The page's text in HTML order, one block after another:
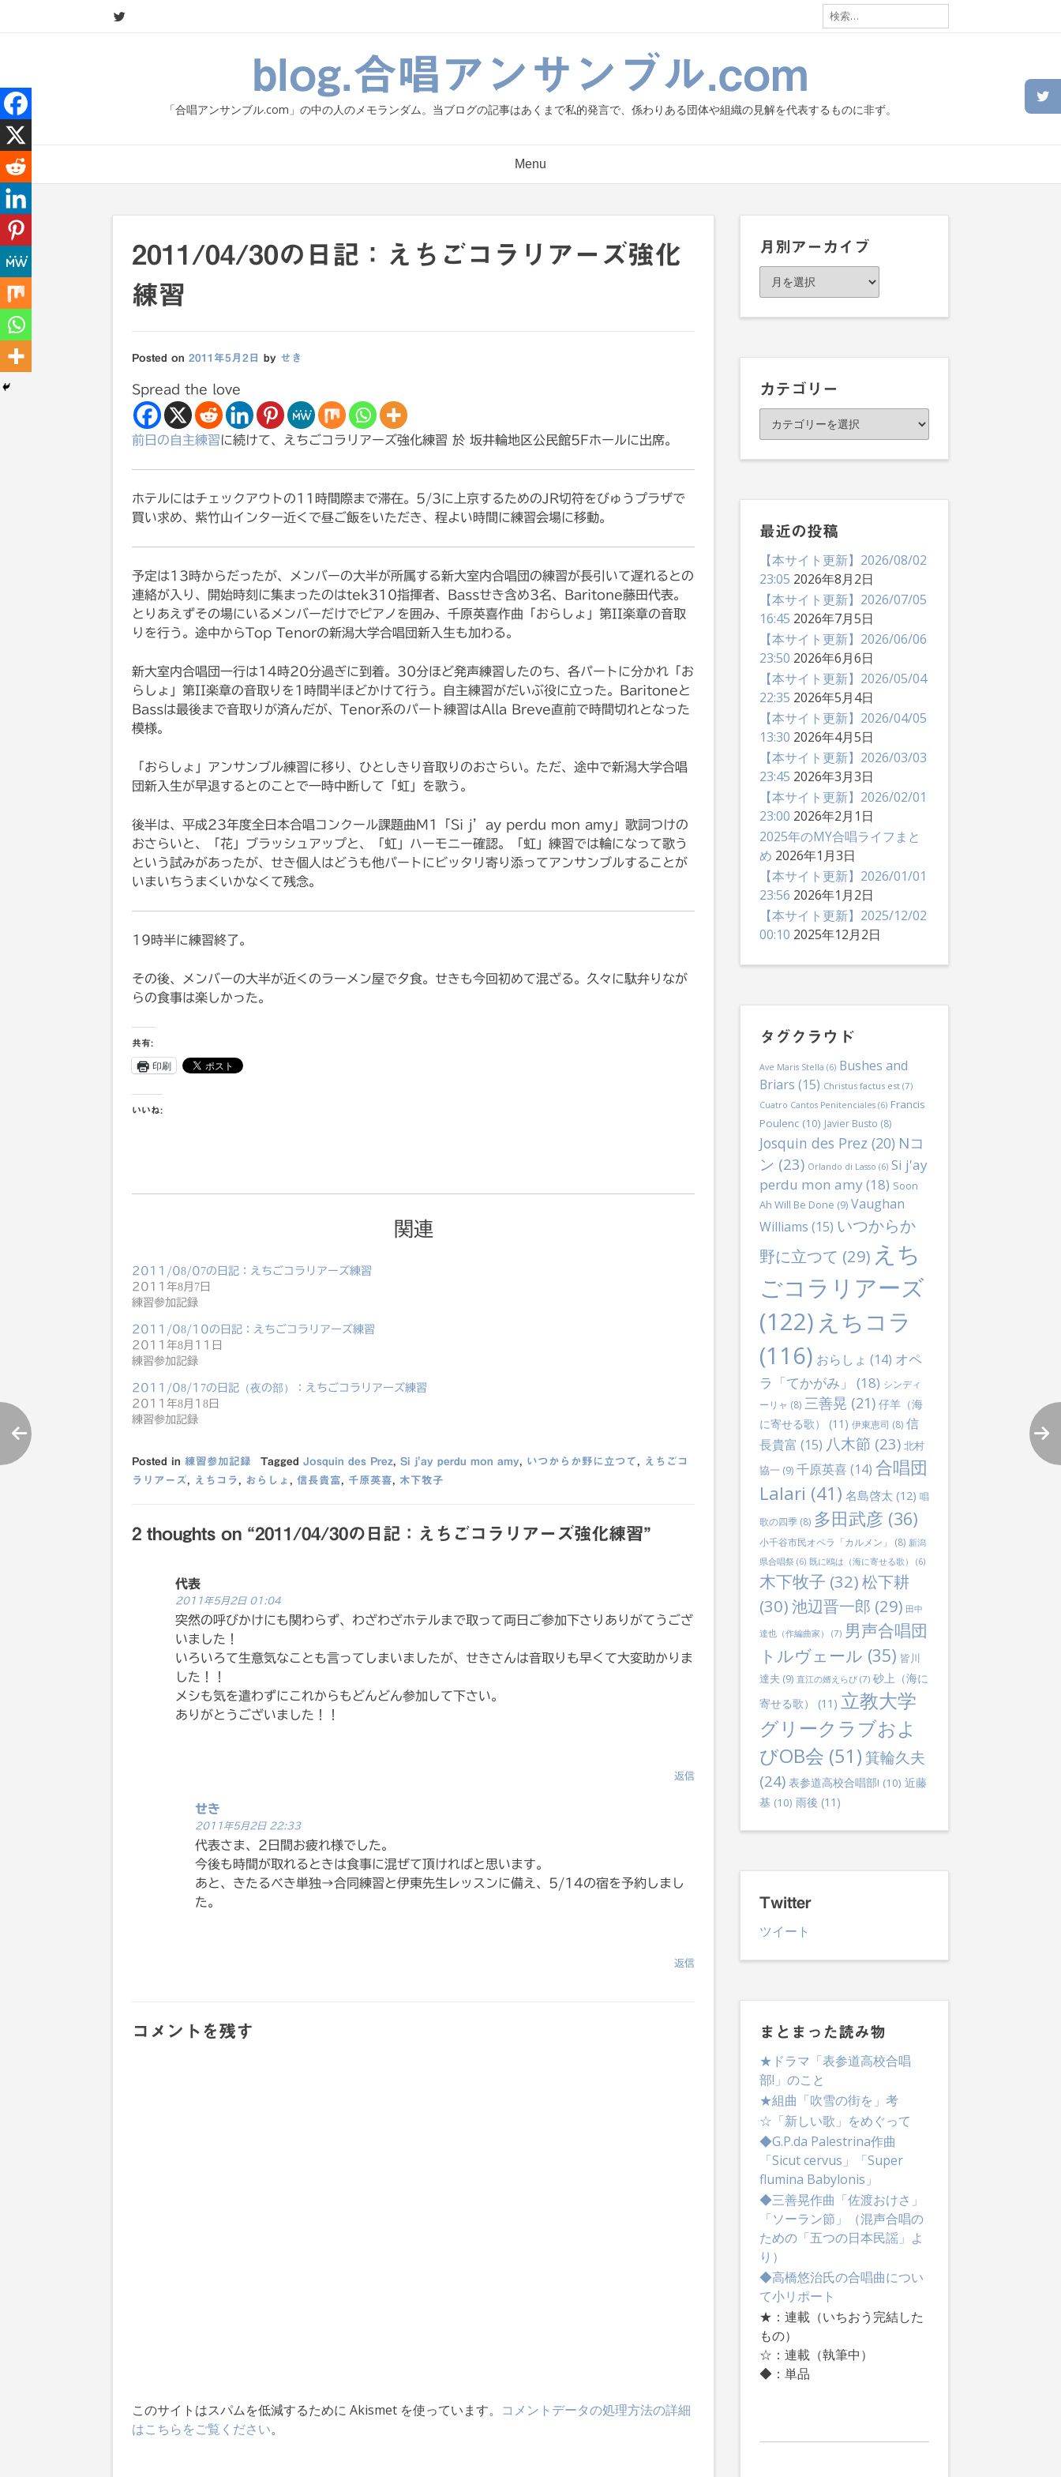
検
索:
blog.合唱アンサンブル.com
「合唱アンサンブル.com」の中の人のメモランダム。当ブログの記事はあくまで私的発言で、係わりある団体や組織の見解を代表するものに非ず。
Menu
2011/04/30の日記：えちごコラリアーズ強化
練習
Posted on 2011年5月2日 by せき
Spread the love
前日の自主練習に続けて、えちごコラリアーズ強化練習 於 坂井輪地区公民館5Fホールに出席。
ホテルにはチェックアウトの11時間際まで滞在。5/3に上京するためのJR切符をびゅうプラザで
買い求め、紫竹山インター近くで昼ご飯をいただき、程よい時間に練習会場に移動。
予定は13時からだったが、メンバーの大半が所属する新大室内合唱団の練習が長引いて遅れるとの
連絡が入り、開始時刻に集まったのはtek310指揮者、Bassせき含め3名、Baritone藤田代表。
とりあえずその場にいるメンバーだけでピアノを囲み、千原英喜作曲「おらしょ」第II楽章の音取
りを行う。途中からTop Tenorの新潟大学合唱団新入生も加わる。
新大室内合唱団一行は14時20分過ぎに到着。30分ほど発声練習したのち、各パートに分かれ「お
らしょ」第II楽章の音取りを1時間半ほどかけて行う。自主練習がだいぶ役に立った。Baritoneと
Bassは最後まで音取りが済んだが、Tenor系のパート練習はAlla Breve直前で時間切れとなった
模様。
「おらしょ」アンサンブル練習に移り、ひとしきり音取りのおさらい。ただ、途中で新潟大学合唱
団新入生が早退するとのことで一時中断して「虹」を歌う。
後半は、平成23年度全日本合唱コンクール課題曲M1「Si j’ay perdu mon amy」歌詞つけの
おさらいと、「花」ブラッシュアップと、「虹」ハーモニー確認。「虹」練習では輪になって歌う
という試みがあったが、せき個人はどうも他パートにビッタリ寄り添ってアンサンブルすることが
いまいちうまくいかなくて残念。
19時半に練習終了。
その後、メンバーの大半が近くのラーメン屋で夕食。せきも今回初めて混ざる。久々に駄弁りなが
らの食事は楽しかった。
共有:
印刷
いいね:
関連
2011/08/07の日記：えちごコラリアーズ練習
2011年8月7日
練習参加記録
2011/08/10の日記：えちごコラリアーズ練習
2011年8月11日
練習参加記録
2011/08/17の日記（夜の部）：えちごコラリアーズ練習
2011年8月18日
練習参加記録
Posted in 練習参加記録 Tagged Josquin des Prez, Si j'ay perdu mon amy, いつからか野に立つて, えちごコ
ラリアーズ, えちコラ, おらしょ , 信長貴富, 千原英喜, 木下牧子
稿
2 thoughts on “2011/04/30の日記：えちごコラリアーズ強化練習”
代表
2011年5月2日 01:04
突然の呼びかけにも関わらず、わざわざホテルまで取って両日ご参加下さりありがてうござ
いました！
いろいろて生意気なことも言ってしまいましたが、せきさんは音取りも早くて大変助かりま
した！！
メシも気を遣わずにこれからもどんどん参加して下さい。
ありがとうございました！！
返信
せき
2011年5月2日 22:33
代表さま、2日間お疲れ様でした。
今後も時間が取れるときは食事に混ぜて頂ければと思います。
あと、きたるべき単独→合同練習と伊東先生レッスンに備え、5/14の宿を予約しまし
た。
返信
コメントを残す
Alternative:
このサイトはスパムを低減するために Akismet を使っています。 コメントデータの処理方法の詳細
はこちらをご覧ください。
月別アーカイブ
別
ア
ブ
カテゴリー
テ
ゴ
最近の投稿
【本サイト更新】2026/08/02
23:05 2026年8月2日
【本サイト更新】2026/07/05
16:45 2026年7月5日
【本サイト更新】2026/06/06
23:50 2026年6月6日
【本サイト更新】2026/05/04
22:35 2026年5月4日
【本サイト更新】2026/04/05
13:30 2026年4月5日
【本サイト更新】2026/03/03
23:45 2026年3月3日
【本サイト更新】2026/02/01
23:00 2026年2月1日
2025年のMY合唱ライフまと
め 2026年1月3日
【本サイト更新】2026/01/01
23:56 2026年1月2日
【本サイト更新】2025/12/02
00:10 2025年12月2日
タグクラウド
Ave Maris Stella (6) Bushes and
Briars (15) Christus factus est(7)
Cuatro Cantos Penitenciales(6) Francis
Poulenc(10) Javier Busto (8)
Josquin des Prez (20) Nコ
ン (23) Orlando di Lasso (6) Si j'ay
perdu mon amy(18) Soon
Ah Will Be Done (9) Vaughan
Williams (15) いつからか
野に立つて (29) えち
ごコラリアーズ
(122) えちコラ
(116) おらしょ (14) オペ
ラ「てかがみ」
(18) シンディ
ーリャ (8) 三善晃 (21) 仔羊（海
に寄せる歌）
(11) 伊東恵司 (8) 信
長貴富 (15) 八木節 (23) 北村
協一 (9) 千原英喜(14) 合唱団
Lalari (41) 名島啓太 (12) 唱
歌の四季(8) 多田武彦 (36)
小千谷市民オペラ「カルメン」 (8) 新潟
県合唱祭(6) 既に鴎は（海に寄せる歌） (6)
木下牧子 (32)松下耕
(30)池辺晋一郎 (29) 田中
達也（作編曲家） (7) 男声合唱団
トルヴェール (35) 皆川
達夫 (9) 直江の婿えらび(7) 砂上（海に
寄せる歌）
(11) 立教大学
グリークラブおよ
びOB会 (51) 箕輪久夫
(24) 表参道高校合唱部! (10) 近藤
基 (10) 雨後 (11)
Twitter
ツイート
まとまった読み物
★ドラマ「表参道高校合唱
部!」のこと
★組曲「吹雪の街を」考
☆「新しい歌」をめぐって
◆G.P.da Palestrina作曲
「Sicut cervus」「Super
flumina Babylonis」
◆三善晃作曲「佐渡おけさ」
「ソーラン節」（混声合唱の
ための「五つの日本民謡」よ
り）
◆高橋悠治氏の合唱曲につい
て小リポート
★：連載（いちおう完結した
もの）
☆：連載（執筆中）
◆：単品